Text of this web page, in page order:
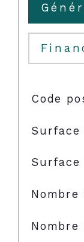
Code
Surface
Surface
Nombre
Nombre